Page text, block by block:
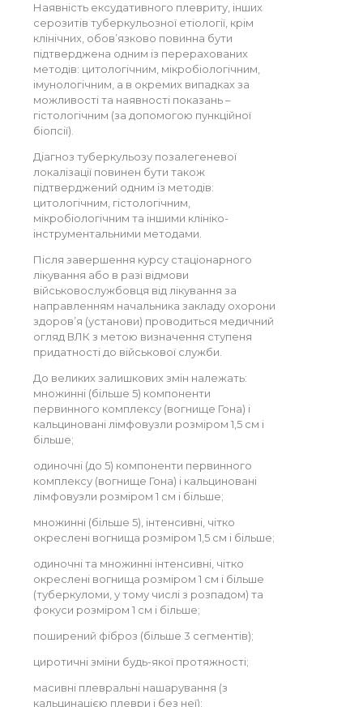
Наявність ексудативного плевриту, інших
серозитів туберкульозної етіології, крім
клінічних, обов’язково повинна бути
підтверджена одним із перерахованих
методів: цитологічним, мікробіологічним,
імунологічним, а в окремих випадках за
можливості та наявності показань –
гістологічним (за допомогою пункційної
біопсії).
Діагноз туберкульозу позалегеневої
локалізації повинен бути також
підтверджений одним із методів:
цитологічним, гістологічним,
мікробіологічним та іншими клініко-
інструментальними методами.
Після завершення курсу стаціонарного
лікування або в разі відмови
військовослужбовця від лікування за
направленням начальника закладу охорони
здоров’я (установи) проводиться медичний
огляд ВЛК з метою визначення ступеня
придатності до військової служби.
До великих залишкових змін належать:
множинні (більше 5) компоненти
первинного комплексу (вогнище Гона) і
кальциновані лімфовузли розміром 1,5 см і
більше;
одиночні (до 5) компоненти первинного
комплексу (вогнище Гона) і кальциновані
лімфовузли розміром 1 см і більше;
множинні (більше 5), інтенсивні, чітко
окреслені вогнища розміром 1,5 см і більше;
одиночні та множинні інтенсивні, чітко
окреслені вогнища розміром 1 см і більше
(туберкуломи, у тому числі з розпадом) та
фокуси розміром 1 см і більше;
поширений фіброз (більше 3 сегментів);
циротичні зміни будь-якої протяжності;
масивні плевральні нашарування (з
кальцинацією плеври і без неї);